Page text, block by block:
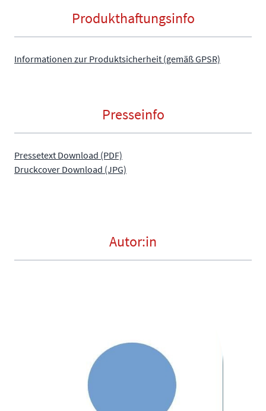
Produkthaftungsinfo
Informationen zur Produktsicherheit (gemäß GPSR)
Presseinfo
Pressetext Download (PDF)
Druckcover Download (JPG)
Autor:in